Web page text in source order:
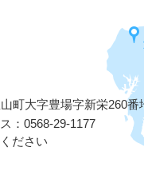
町大字豊場字新栄260番
：0568-29-1177
ださい